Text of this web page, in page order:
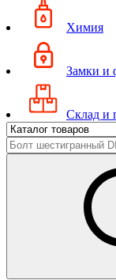
Химия
Замки и
Склад и